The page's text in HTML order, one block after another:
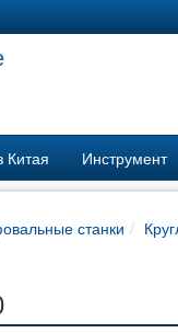
Китая Инструмент
станки